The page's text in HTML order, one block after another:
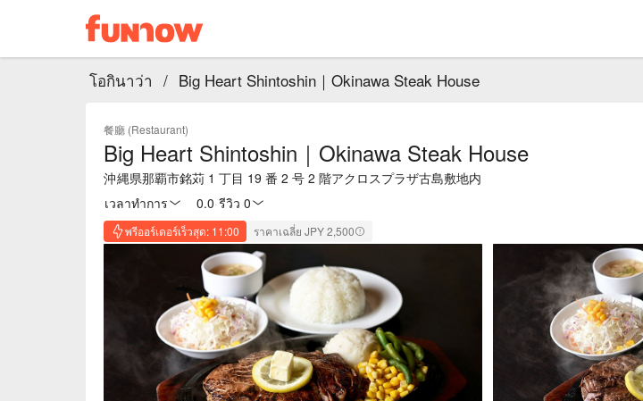
โอกินาว่า / Big Heart Shintoshin｜Okinawa Steak House
餐廳 (Restaurant)
Big Heart Shintoshin｜Okinawa Steak House
沖縄県那覇市銘苅 1 丁目 19 番 2 号 2 階アクロスプラザ古島敷地内
เวลาทำการ
0.0 รีวิว 0
พรีออร์เดอร์เร็วสุด: 11:00 ราคาเฉลี่ย JPY 2,500